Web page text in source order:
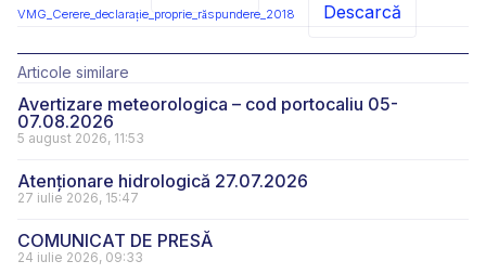
VMG_Cerere_declarație_proprie_răspundere_2018 Descarcă
Articole similare
Avertizare meteorologica – cod portocaliu 05-
07.08.2026
5 august 2026, 11:53
Atenționare hidrologică 27.07.2026
27 iulie 2026, 15:47
COMUNICAT DE PRESĂ
24 iulie 2026, 09:33